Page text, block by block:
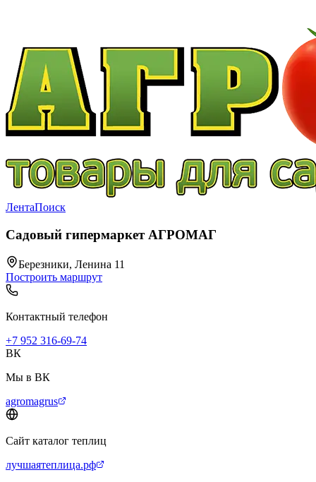
ЛентаПоиск
Садовый гипермаркет АГРОМАГ
Березники, Ленина 11
Построить маршрут
Контактный телефон
+7 952 316-69-74
ВК
Мы в ВК
agromagrus
Сайт каталог теплиц
лучшаятеплица.рф